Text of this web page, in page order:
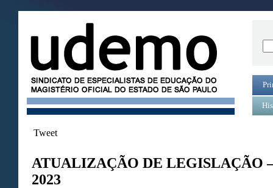
Tweet
ATUALIZAÇÃO DE LEGISLAÇÃO
2023